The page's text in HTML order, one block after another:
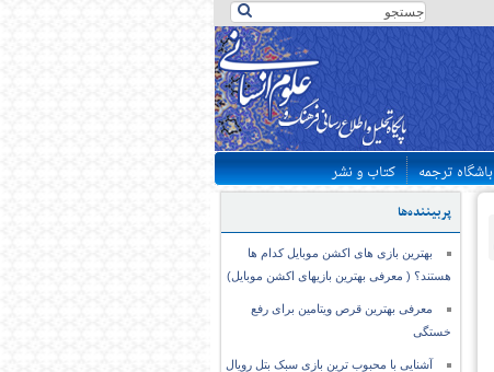
باشگاه ترجمه کتاب و نشر
پربیننده‌ها
بهترین بازی های اکشن موبایل کدام ها
هستند؟ ( معرفی بهترین بازیهای اکشن موبایل)
معرفی بهترین قرص ویتامین برای رفع
خستگی
آشنایی با محبوب ترین بازی سبک بتل رویال